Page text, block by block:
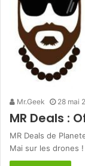
Mr.Geek 28 mai
MR Deals :
MR Deals de
Mai sur les drones